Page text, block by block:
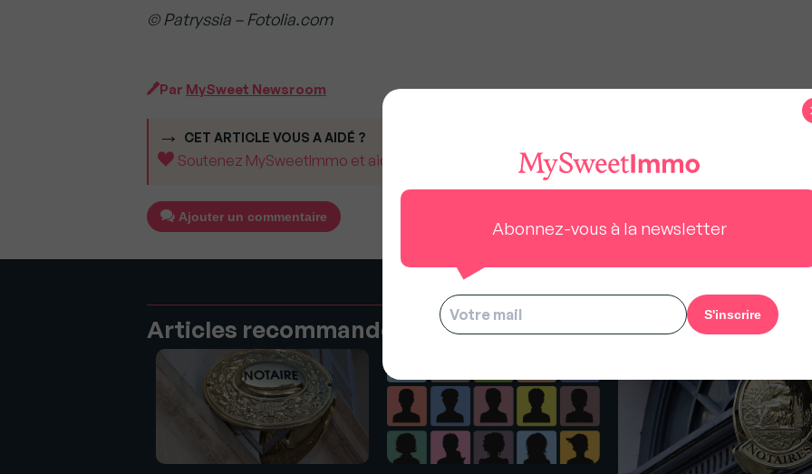
© Patryssia – Fotolia.com
Par MySweet Newsroom
CET ARTICLE VOUS A AIDÉ ?
Soutenez MySweetImmo et aidez-nous à rester gratuit pour tous.
Ajouter un commentaire
Articles recommandés
Abonnez-vous à la newsletter